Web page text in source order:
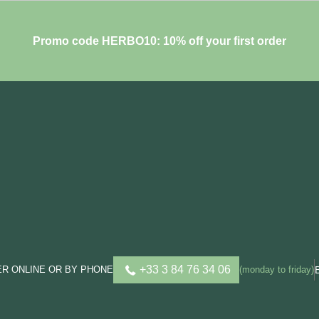
Promo code HERBO10: 10% off your first order
ONLINE OR BY PHONE +33 3 84 76 34 06 (monday to friday)